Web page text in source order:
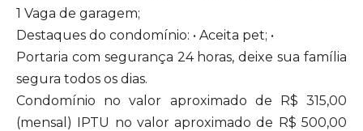
1 Vaga de garagem;
Destaques do condomínio: • Aceita pet; •
Portaria com segurança 24 horas, deixe sua família
segura todos os dias.
Condomínio no valor aproximado de R$ 315,00
(mensal) IPTU no valor aproximado de R$ 500,00